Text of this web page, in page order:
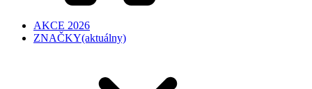
AKCE 2026
ZNAČKY(aktuálny)